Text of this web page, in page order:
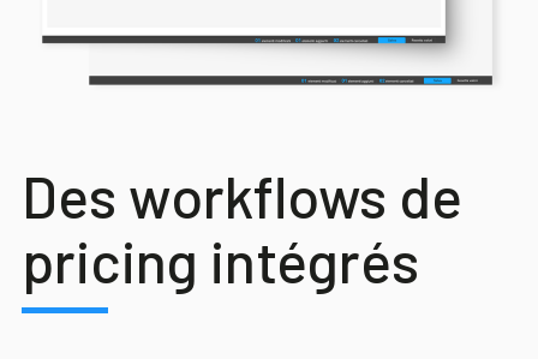
Des workflows de
pricing intégrés